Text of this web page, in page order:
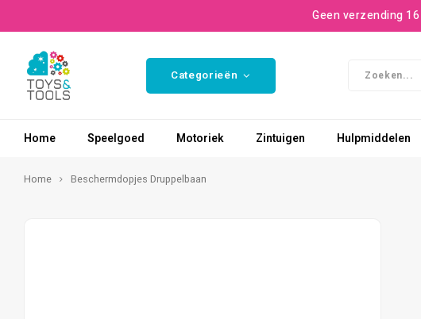
Geen verzending 16
Categorieën
Home Speelgoed Motoriek Zintuigen Hulpmiddelen
Home Beschermdopjes Druppelbaan